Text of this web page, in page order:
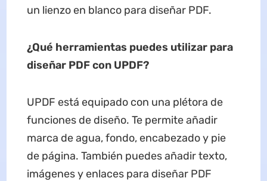
un lienzo en blanco para diseñar PDF.
¿Qué herramientas puedes utilizar para
diseñar PDF con UPDF?
UPDF está equipado con una plétora de
funciones de diseño. Te permite añadir
marca de agua, fondo, encabezado y pie
de página. También puedes añadir texto,
imágenes y enlaces para diseñar PDF